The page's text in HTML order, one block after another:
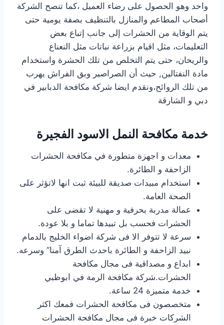
واحد وهو الحصول على رضاء العميل ،كما تنصح الشركة
أصحاب المطاعم والمنازل بالتنظيف بصفة يومية حتى
يتم الوقاية من الحشرات إلى جانب إتباع بعض
التعليمات، مثل اقيام بزراعة نباتات مثل النعناع
والريحان، حتى يتم التخلص من تلك الحشرة واستخدام
مادة النفتالين, حيث أن الصراصير وبق الفراش يهرب
من تلك الروائح،ونقدم ايضا شركة مكافحة الدبابير في
دبي و الشارقة
خدمة مكافحة النمل الاسود الفجيرة
معدات و اجهزة متطورة في مكافحة الحشرات
الزاحفة و الطائرة.
استخدام مبيدات صديقة للبيئة ثبت انها لاتؤثر على
الصحة العامة.
عمالة مدربة بحرفية و مهنية لا تقضى على
الحشرات فحسب بل تبيدها تماما و بلا عودة.
سرعة لا تتوفر الا فى شركة اضواء الخليج بالدمام
نبيد الزاحفة و الطائرة باحدث الطرق آمنا” وسرعه.
ابداع و مصداقية فى مجال مكافحة
الحشرات.شركة مكافحة الرمة في ابوظبي
خدمة متميزة 24 ساعة.
متخصصون فى مكافحة الحشرات فمعك اكثر
الشركات خبرة فى مجال مكافحة الحشرات